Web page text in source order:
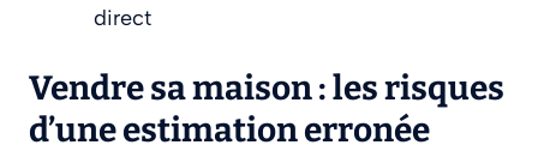
direct
Vendre sa maison : les risques
d’une estimation erronée